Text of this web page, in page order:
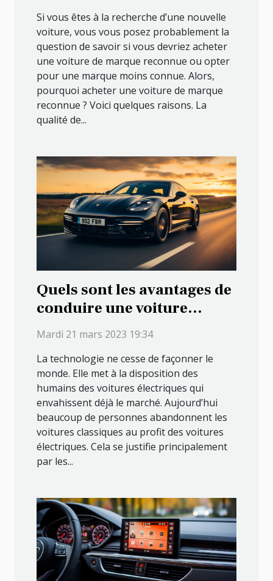
Si vous êtes à la recherche d’une nouvelle
voiture, vous vous posez probablement la
question de savoir si vous devriez acheter
une voiture de marque reconnue ou opter
pour une marque moins connue. Alors,
pourquoi acheter une voiture de marque
reconnue ? Voici quelques raisons. La
qualité de...
Quels sont les avantages de
conduire une voiture
électrique ?
Mardi 21 mars 2023 19:34
La technologie ne cesse de façonner le
monde. Elle met à la disposition des
humains des voitures électriques qui
envahissent déjà le marché. Aujourd’hui
beaucoup de personnes abandonnent les
voitures classiques au profit des voitures
électriques. Cela se justifie principalement
par les...